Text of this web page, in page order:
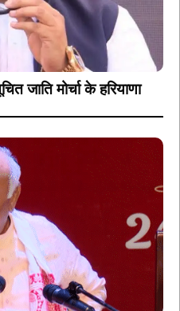
जाति मोर्चा के हरियाणा